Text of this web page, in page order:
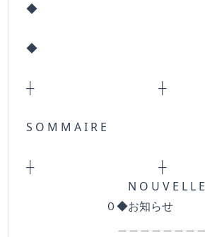
◆
◆
┼ ┼
S O M M A I R E
┼ ┼
N O U V E L L E
０◆お知らせ